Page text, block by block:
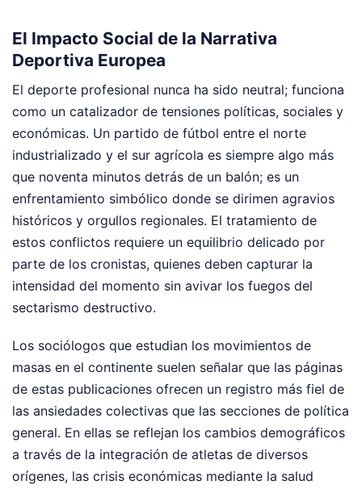
El Impacto Social de la Narrativa
Deportiva Europea
El deporte profesional nunca ha sido neutral; funciona
como un catalizador de tensiones políticas, sociales y
económicas. Un partido de fútbol entre el norte
industrializado y el sur agrícola es siempre algo más
que noventa minutos detrás de un balón; es un
enfrentamiento simbólico donde se dirimen agravios
históricos y orgullos regionales. El tratamiento de
estos conflictos requiere un equilibrio delicado por
parte de los cronistas, quienes deben capturar la
intensidad del momento sin avivar los fuegos del
sectarismo destructivo.
Los sociólogos que estudian los movimientos de
masas en el continente suelen señalar que las páginas
de estas publicaciones ofrecen un registro más fiel de
las ansiedades colectivas que las secciones de política
general. En ellas se reflejan los cambios demográficos
a través de la integración de atletas de diversos
orígenes, las crisis económicas mediante la salud